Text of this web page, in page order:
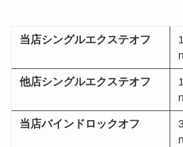
当店シングルエクステオフ
n
他店シングルエクステオフ
n
当店バインドロックオフ
n